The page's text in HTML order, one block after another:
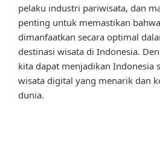
pelaku industri pariwisata, dan
penting untuk memastikan
dimanfaatkan secara optimal
destinasi wisata di Indonesia.
kita dapat menjadikan Indonesia
wisata digital yang menarik dan
dunia.